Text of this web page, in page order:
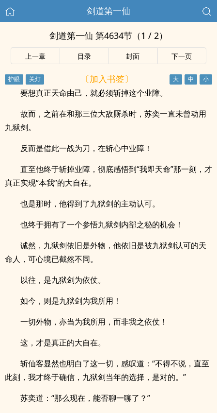
剑道第一仙
剑道第一仙 第4634节（1 / 2）
上一章 目录 封面 下一页
〔加入书签〕
要想真正天命由己，就必须斩掉这个业障。
故而，之前在和那三位大敌厮杀时，苏奕一直未曾动用
九狱剑。
反而是借此一战为刀，在斩心中业障！
直至他终于斩掉业障，彻底感悟到“我即天命”那一刻，才
真正实现“本我”的大自在。
也是那时，他得到了九狱剑的主动认可。
也终于拥有了一个参悟九狱剑内部之秘的机会！
诚然，九狱剑依旧是外物，他依旧是被九狱剑认可的天
命人，可心境已截然不同。
以往，是九狱剑为依仗。
如今，则是九狱剑为我所用！
一切外物，亦当为我所用，而非我之依仗！
这，才是真正的大自在。
斩仙客显然也明白了这一切，感叹道：“不得不说，直至
此刻，我才终于确信，九狱剑当年的选择，是对的。”
苏奕道：“那么现在，能否聊一聊了？”